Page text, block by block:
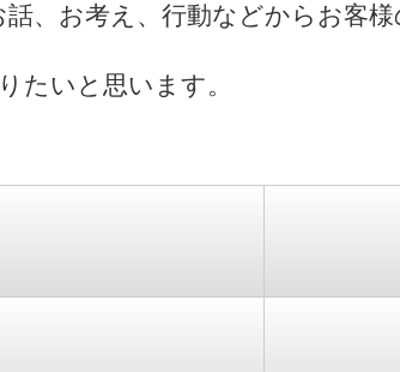
、お考え、行動などからお客
たいと思います。